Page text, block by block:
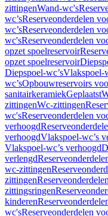
zittingenWand-wc's
wc’sReserveonderdelen
wc’sReserveonderdelen
wc'sReserveonderdelen
opzet spoelreservoir
opzet spoelreservoir
Diepspoel-wc’sVlakspoel-
wc’sOpbouwreservoirs
sanitairkeramiekGeplaatst
zittingenWc-zittingen
wc'sReserveonderdelen
verhoogd
verhoogdVlakspoel-wc’s
Vlakspoel-wc’s verhoogd
verlengd
wc-zittingen
zittingen
zittingsringen
kinderen
wc'sReserveonderdelen